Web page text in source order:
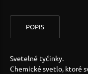
POPIS
Svetelné tyčinky.
Chemické svetlo, ktoré